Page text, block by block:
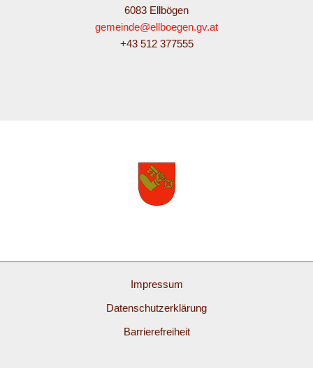
6083 Ellbögen
gemeinde@ellboegen.gv.at
+43 512 377555
Impressum
Datenschutzerklärung
Barrierefreiheit